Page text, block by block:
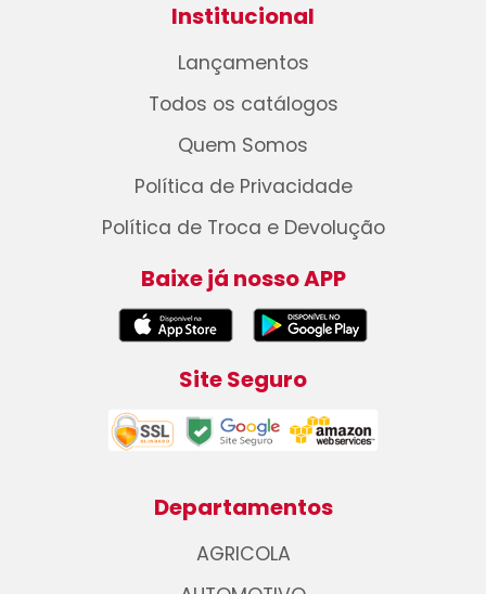
Institucional
Lançamentos
Todos os catálogos
Quem Somos
Política de Privacidade
Política de Troca e Devolução
Baixe já nosso APP
Site Seguro
Departamentos
AGRICOLA